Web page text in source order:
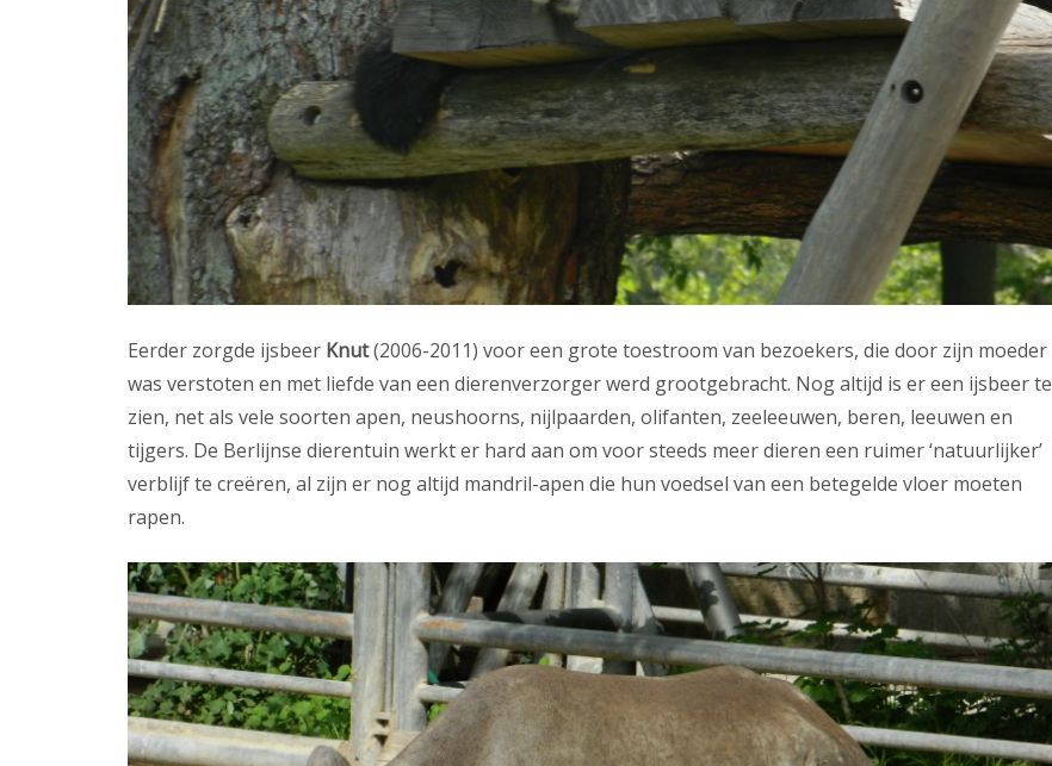
Eerder zorgde ijsbeer Knut(2006-2011) voor een grote toestroom van bezoekers, die door zijn moeder
was verstoten en met liefde van een dierenverzorger werd grootgebracht. Nog altijd is er een ijsbeer te
zien, net als vele soorten apen, neushoorns, nijlpaarden, olifanten, zeeleeuwen, beren, leeuwen en
tijgers. De Berlijnse dierentuin werkt er hard aan om voor steeds meer dieren een ruimer ‘natuurlijker’
verblijf te creëren, al zijn er nog altijd mandril-apen die hun voedsel van een betegelde vloer moeten
rapen.